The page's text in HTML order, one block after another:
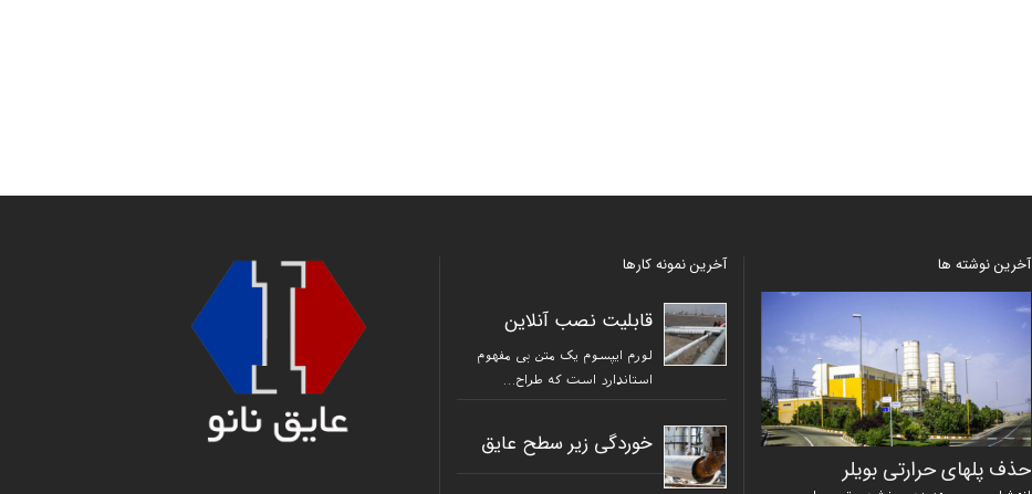
آخرین نمونه کارها
قابلیت نصب آنلاین
لورم ایپسوم یک متن بی مفهوم
استاندارد است که طراح…
خوردگی زیر سطح عایق
آخرین نوشته ها
ﺣﺬف ﭘﻠﻬﺎی ﺣﺮارﺗﯽ ﺑﻮﯾﻠﺮ
درام ﺳﺮد آب ﺧﻨﮏ ﮐﻨﻨﺪه ﺑﺎ ﻧﺼﺐ
اﻧﻼﯾﻦ
انتشار در دسته‌بندی نشده توسط